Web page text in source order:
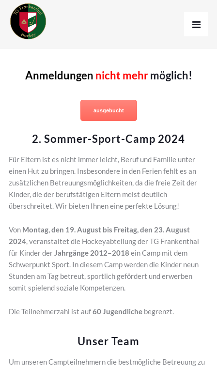
Anmeldungen nicht mehrmöglich!
ausgebucht
2. Sommer-Sport-Camp 2024
Für Eltern ist es nicht immer leicht, Beruf und Familie unter
einen Hut zu bringen. Insbesondere in den Ferien fehlt es an
zusätzlichen Betreuungsmöglichkeiten, da die freie Zeit der
Kinder, die der berufstätigen Eltern meist deutlich
überschreitet. Wir bieten Ihnen eine perfekte Lösung!
Von Montag, den 19. August bis Freitag, den 23. August
2024, veranstaltet die Hockeyabteilung der TG Frankenthal
für Kinder derJahrgänge 2012–2018 ein Camp mit dem
Schwerpunkt Sport. In diesem Camp werden die Kinder neun
Stunden am Tag betreut, sportlich gefördert und erwerben
somit spielend soziale Kompetenzen.
Die Teilnehmerzahl ist auf60 Jugendlichebegrenzt.
Unser Team
Um unseren Campteilnehmern die bestmögliche Betreuung zu